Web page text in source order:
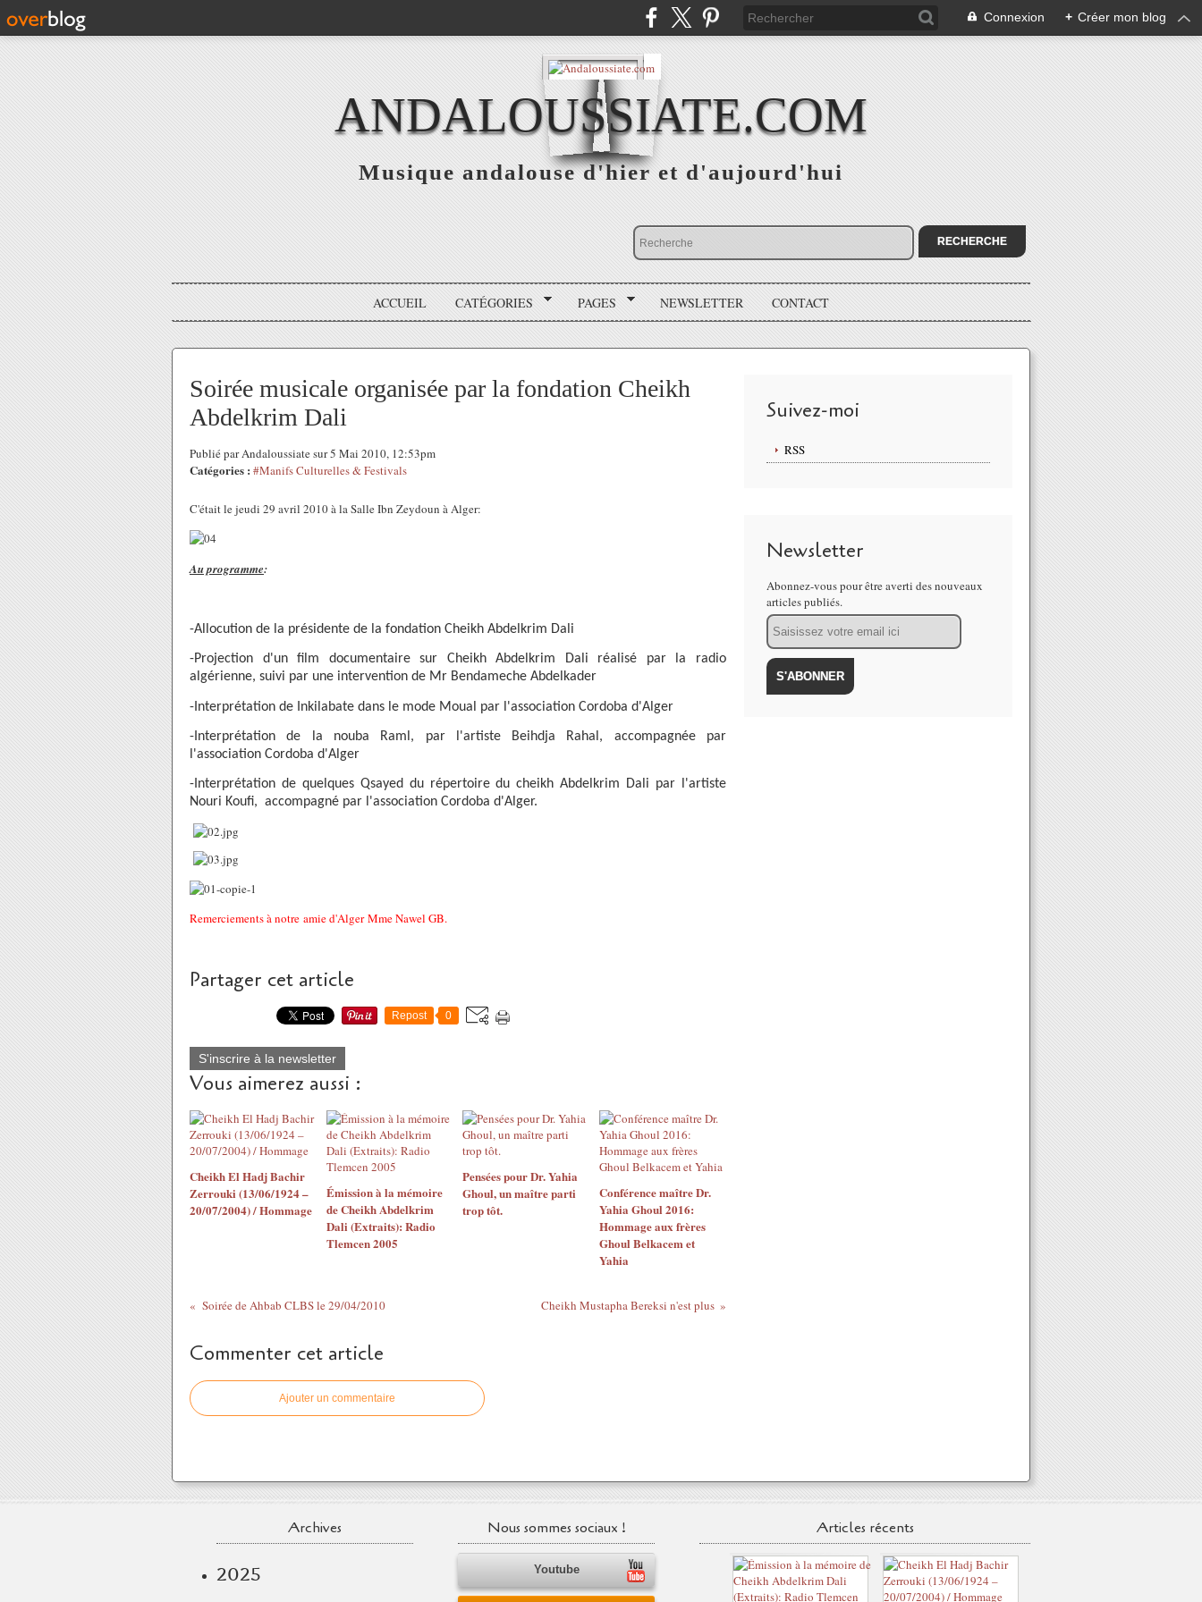
Connexion + Créer mon blog
ANDALOUSSIATE.COM
Musique andalouse d'hier et d'aujourd'hui
ACCUEIL CATÉGORIES PAGES NEWSLETTER CONTACT
Soirée musicale organisée par la fondation Cheikh
Abdelkrim Dali
Publié par Andaloussiate sur 5 Mai 2010, 12:53pm
Catégories : #Manifs Culturelles & Festivals
C'était le jeudi 29 avril 2010 à la Salle Ibn Zeydoun à Alger:
Au programme:
-Allocution de la présidente de la fondation Cheikh Abdelkrim Dali
-Projection d'un film documentaire sur Cheikh Abdelkrim Dali réalisé par la radio
algérienne, suivi par une intervention de Mr Bendameche Abdelkader
-Interprétation de Inkilabate dans le mode Moual par l'association Cordoba d'Alger
-Interprétation de la nouba Raml, par l'artiste Beihdja Rahal, accompagnée par
l'association Cordoba d'Alger
-Interprétation de quelques Qsayed du répertoire du cheikh Abdelkrim Dali par l'artiste
Nouri Koufi, accompagné par l'association Cordoba d'Alger.
Remerciements à notre amie d'Alger Mme Nawel GB.
Partager cet article
Repost 0
S'inscrire à la newsletter
Vous aimerez aussi :
Cheikh El Hadj Bachir
Zerrouki (13/06/1924 –
20/07/2004) / Hommage
Émission à la mémoire
de Cheikh Abdelkrim
Dali (Extraits): Radio
Tlemcen 2005
Pensées pour Dr. Yahia
Ghoul, un maître parti
trop tôt.
Conférence maître Dr.
Yahia Ghoul 2016:
Hommage aux frères
Ghoul Belkacem et
Yahia
Soirée de Ahbab CLBS le 29/04/2010 Cheikh Mustapha Bereksi n'est plus
Commenter cet article
Ajouter un commentaire
Suivez-moi
RSS
Newsletter
Abonnez-vous pour être averti des nouveaux
articles publiés.
Email
Archives
2025
Nous sommes sociaux !
Youtube
Articles récents